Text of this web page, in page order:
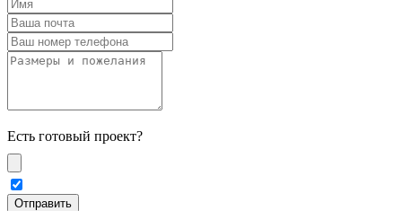
Есть готовый проект?